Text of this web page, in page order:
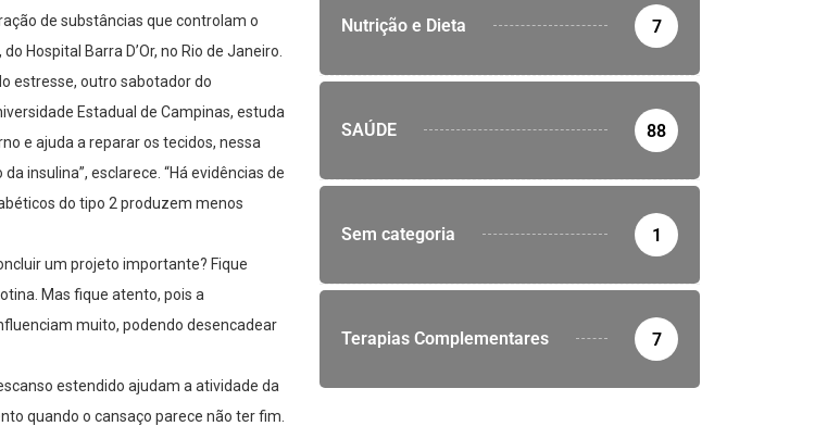
de substâncias que controlam o
Hospital Barra D’Or, no Rio de Janeiro.
estresse, outro sabotador do
Estadual de Campinas, estuda
e ajuda a reparar os tecidos, nessa
insulina”, esclarece. “Há evidências de
do tipo 2 produzem menos
um projeto importante? Fique
Mas fique atento, pois a
muito, podendo desencadear
estendido ajudam a atividade da
quando o cansaço parece não ter fim.
Nutrição e Dieta 7
SAÚDE 88
Sem categoria 1
Terapias Complementares 7